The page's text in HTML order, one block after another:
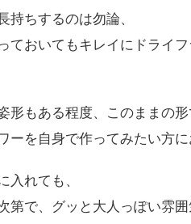
持ちするのは勿論、
ておいてもキレイにドライ
形もある程度、このままの形
ーを自身で作ってみたい方に
入れても、
第で、グッと大人っぽい雰囲